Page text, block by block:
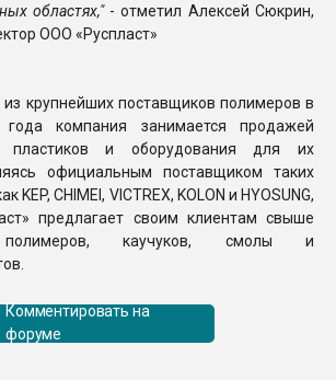
областях,"- отметил Алексей Сюкрин,
ООО «Руспласт»
из крупнейших поставщиков полимеров в
компания занимается продажей
пластиков и оборудования для их
официальным поставщиком таких
KEP, CHIMEI, VICTREX, KOLON и HYOSUNG,
предлагает своим клиентам свыше
каучуков, смолы и
Комментировать на
форуме